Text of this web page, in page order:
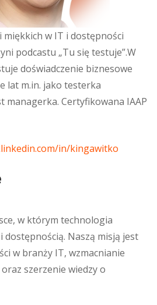
w IT i dostępności
podcastu „Tu się testuje”.W
doświadczenie biznesowe
lat m.in. jako testerka
Certyfikowana IAAP
in/kingawitko
w którym technologia
dostępnością. Naszą misją jest
w branży IT, wzmacnianie
szerzenie wiedzy o